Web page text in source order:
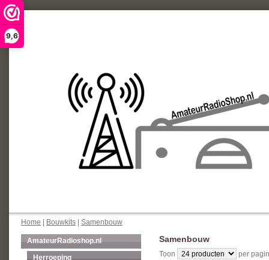
9,6
Home Bouwkits Samenbouw
AmateurRadioshop.nl
Herroeping
Samenbouw
Toon per